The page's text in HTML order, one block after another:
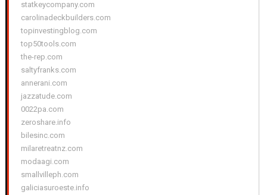
statkeycompany.com
carolinadeckbuilders.com
topinvestingblog.com
top50tools.com
the-rep.com
saltyfranks.com
annerani.com
jazzatude.com
0022pa.com
zeroshare.info
bilesinc.com
milaretreatnz.com
modaagi.com
smallvilleph.com
galiciasuroeste.info